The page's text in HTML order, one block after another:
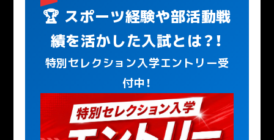
🏆 スポーツ経験や部活動戦
績を活かした入試とは？！
特別セレクション入学エントリー受
付中！